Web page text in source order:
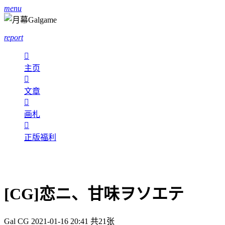
menu
report

主页

文章

画札

正版福利
[CG]恋ニ、甘味ヲソエテ
Gal CG 2021-01-16 20:41 共21张